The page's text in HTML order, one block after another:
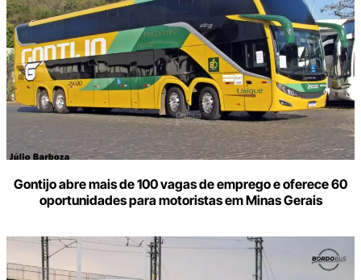
Gontijo abre mais de 100 vagas de emprego e oferece 60
oportunidades para motoristas em Minas Gerais